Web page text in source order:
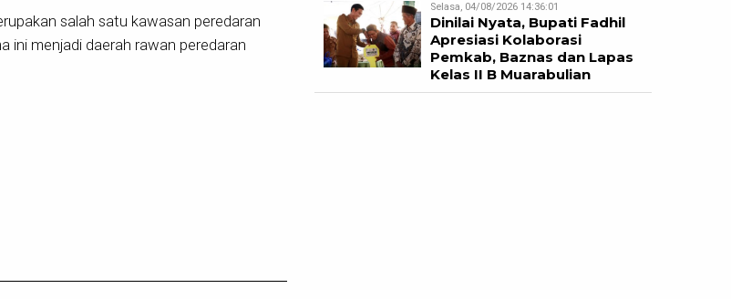
salah satu kawasan peredaran
ini menjadi daerah rawan peredaran
Selasa, 04/08/2026 14:36:01
Dinilai Nyata, Bupati Fadhil
Apresiasi Kolaborasi
Pemkab, Baznas dan Lapas
Kelas II B Muarabulian